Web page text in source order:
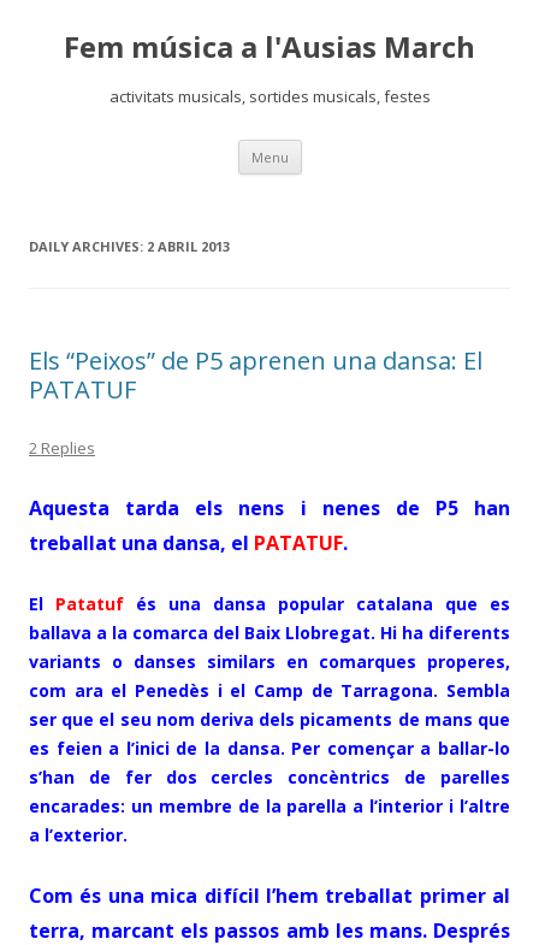
Fem música a l'Ausias March
activitats musicals, sortides musicals, festes
Menu Skip
content
DAILY ARCHIVES: 2 ABRIL 2013
Els “Peixos” de P5 aprenen una dansa: El
PATATUF
2 Replies
Aquesta tarda els nens i nenes de P5 han
treballat una dansa, el PATATUF.
El Patatuf és una dansa popular catalana que es
ballava a la comarca del Baix Llobregat. Hi ha diferents
variants o danses similars en comarques properes,
com ara el Penedès i el Camp de Tarragona. Sembla
ser que el seu nom deriva dels picaments de mans que
es feien a l’inici de la dansa. Per començar a ballar-lo
s’han de fer dos cercles concèntrics de parelles
encarades: un membre de la parella a l’interior i l’altre
a l’exterior.
Com és una mica difícil l’hem treballat primer al
terra, marcant els passos amb les mans. Després